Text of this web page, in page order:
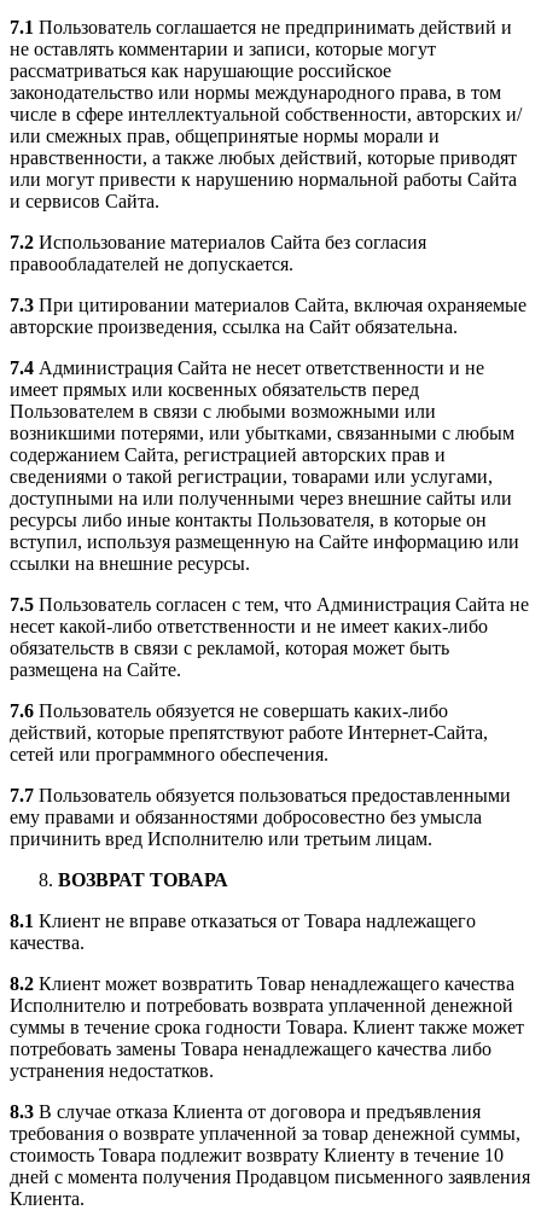
7.1 Пользователь соглашается не предпринимать действий и
не оставлять комментарии и записи, которые могут
рассматриваться как нарушающие российское
законодательство или нормы международного права, в том
числе в сфере интеллектуальной собственности, авторских и/
или смежных прав, общепринятые нормы морали и
нравственности, а также любых действий, которые приводят
или могут привести к нарушению нормальной работы Сайта
и сервисов Сайта.
7.2 Использование материалов Сайта без согласия
правообладателей не допускается.
7.3 При цитировании материалов Сайта, включая охраняемые
авторские произведения, ссылка на Сайт обязательна.
7.4 Администрация Сайта не несет ответственности и не
имеет прямых или косвенных обязательств перед
Пользователем в связи с любыми возможными или
возникшими потерями, или убытками, связанными с любым
содержанием Сайта, регистрацией авторских прав и
сведениями о такой регистрации, товарами или услугами,
доступными на или полученными через внешние сайты или
ресурсы либо иные контакты Пользователя, в которые он
вступил, используя размещенную на Сайте информацию или
ссылки на внешние ресурсы.
7.5 Пользователь согласен с тем, что Администрация Сайта не
несет какой-либо ответственности и не имеет каких-либо
обязательств в связи с рекламой, которая может быть
размещена на Сайте.
7.6 Пользователь обязуется не совершать каких-либо
действий, которые препятствуют работе Интернет-Сайта,
сетей или программного обеспечения.
7.7 Пользователь обязуется пользоваться предоставленными
ему правами и обязанностями добросовестно без умысла
причинить вред Исполнителю или третьим лицам.
ВОЗВРАТ ТОВАРА
8.1 Клиент не вправе отказаться от Товара надлежащего
качества.
8.2 Клиент может возвратить Товар ненадлежащего качества
Исполнителю и потребовать возврата уплаченной денежной
суммы в течение срока годности Товара. Клиент также может
потребовать замены Товара ненадлежащего качества либо
устранения недостатков.
8.3 В случае отказа Клиента от договора и предъявления
требования о возврате уплаченной за товар денежной суммы,
стоимость Товара подлежит возврату Клиенту в течение 10
дней с момента получения Продавцом письменного заявления
Клиента.